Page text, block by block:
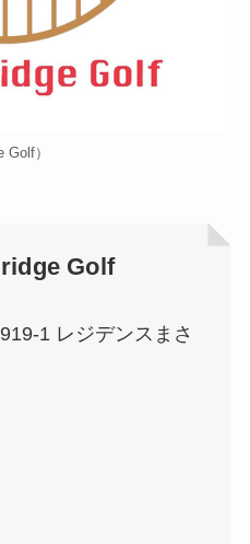
Golf）
Golf
1 レジデンスまさ